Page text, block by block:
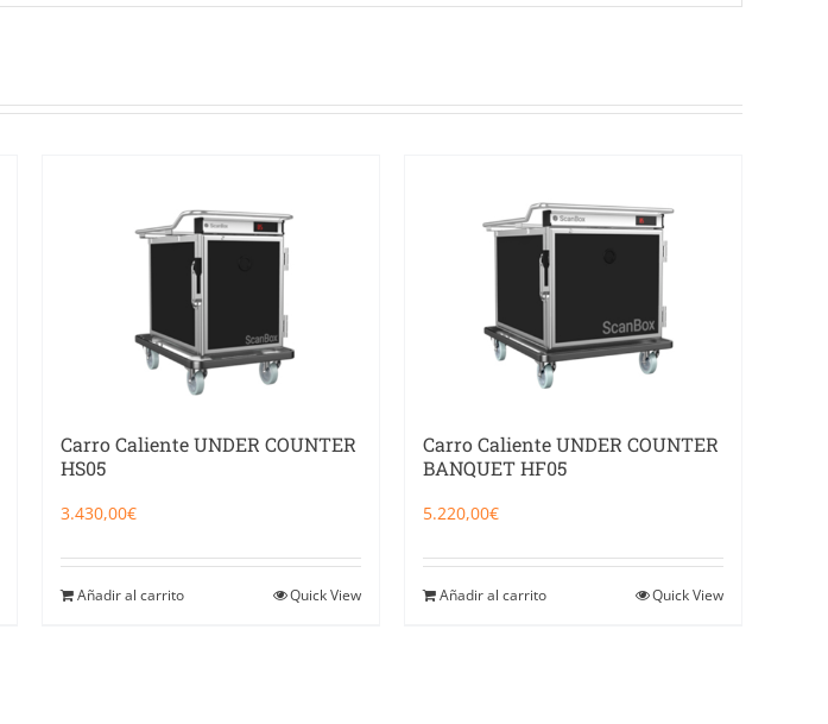
Carro Caliente UNDER COUNTER
HS05
3.430,00€
Añadir al carrito Quick View
Carro Caliente UNDER COUNTER
BANQUET HF05
5.220,00€
Añadir al carrito Quick View